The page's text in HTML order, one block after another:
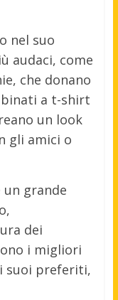
nel suo
audaci, come
che donano
a t-shirt
un look
gli amici o
un grande
dei
i migliori
suoi preferiti,